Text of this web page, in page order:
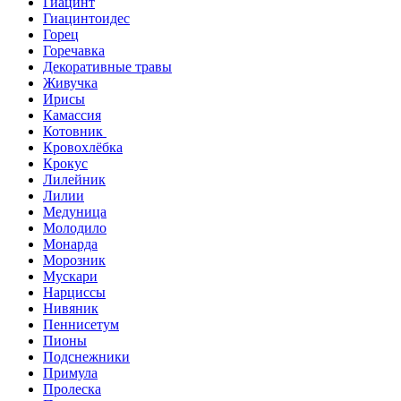
Гиацинтоидес
Горец
Горечавка
Декоративные травы
Живучка
Ирисы
Камассия
Котовник
Кровохлёбка
Крокус
Лилейник
Лилии
Медуница
Молодило
Монарда
Морозник
Мускари
Нарциссы
Нивяник
Пеннисетум
Пионы
Подснежники
Примула
Пролеска